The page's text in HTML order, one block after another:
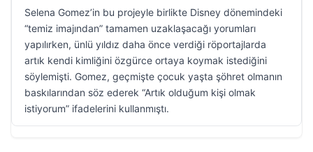
Selena Gomez’in bu projeyle birlikte Disney dönemindeki
“temiz imajından” tamamen uzaklaşacağı yorumları
yapılırken, ünlü yıldız daha önce verdiği röportajlarda
artık kendi kimliğini özgürce ortaya koymak istediğini
söylemişti. Gomez, geçmişte çocuk yaşta şöhret olmanın
baskılarından söz ederek “Artık olduğum kişi olmak
istiyorum” ifadelerini kullanmıştı.